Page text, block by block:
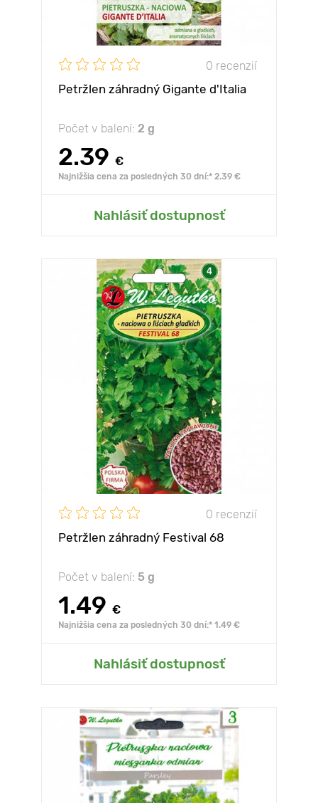
0 recenzií
Petržlen záhradný Gigante d'Italia
Počet v balení: 2 g
2.39 €
Najnižšia cena za posledných 30 dní:* 2.39 €
Nahlásiť dostupnosť
0 recenzií
Petržlen záhradný Festival 68
Počet v balení: 5 g
1.49 €
Najnižšia cena za posledných 30 dní:* 1.49 €
Nahlásiť dostupnosť